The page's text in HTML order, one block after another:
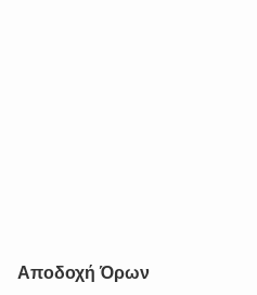
Αποδοχή Όρων